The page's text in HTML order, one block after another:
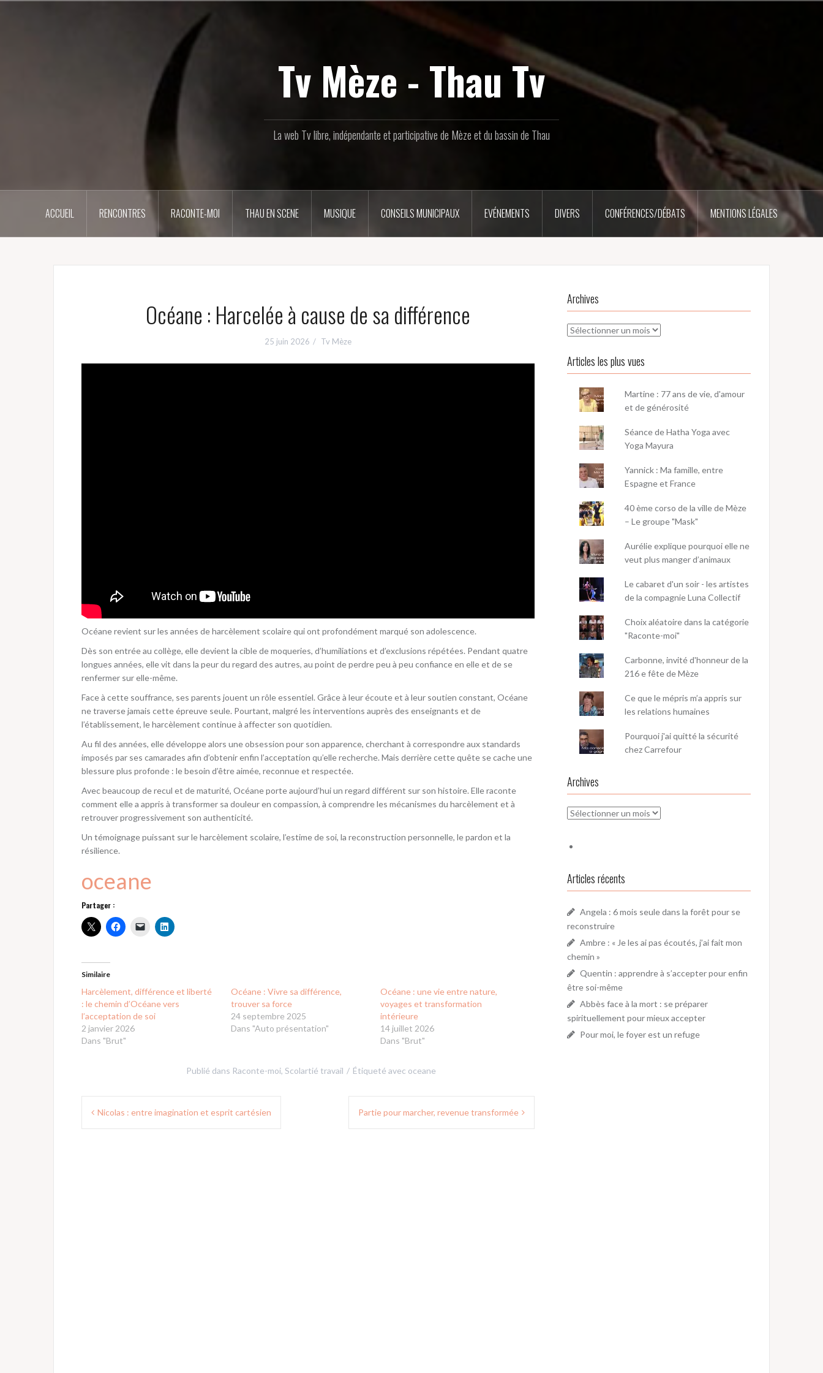
Tv Mèze - Thau Tv
La web Tv libre, indépendante et participative de Mèze et du bassin de Thau
ACCUEIL RENCONTRES RACONTE-MOI THAU EN SCENE MUSIQUE CONSEILS MUNICIPAUX EVÉNEMENTS DIVERS CONFÉRENCES/DÉBATS MENTIONS LÉGALES
Océane : Harcelée à cause de sa différence
25 juin 2026 Tv Mèze
Océane revient sur les années de harcèlement scolaire qui ont profondément marqué son adolescence.
Dès son entrée au collège, elle devient la cible de moqueries, d’humiliations et d’exclusions répétées. Pendant quatre
longues années, elle vit dans la peur du regard des autres, au point de perdre peu à peu confiance en elle et de se
renfermer sur elle-même.
Face à cette souffrance, ses parents jouent un rôle essentiel. Grâce à leur écoute et à leur soutien constant, Océane
ne traverse jamais cette épreuve seule. Pourtant, malgré les interventions auprès des enseignants et de
l’établissement, le harcèlement continue à affecter son quotidien.
Au fil des années, elle développe alors une obsession pour son apparence, cherchant à correspondre aux standards
imposés par ses camarades afin d’obtenir enfin l’acceptation qu’elle recherche. Mais derrière cette quête se cache une
blessure plus profonde : le besoin d’être aimée, reconnue et respectée.
Avec beaucoup de recul et de maturité, Océane porte aujourd’hui un regard différent sur son histoire. Elle raconte
comment elle a appris à transformer sa douleur en compassion, à comprendre les mécanismes du harcèlement et à
retrouver progressivement son authenticité.
Un témoignage puissant sur le harcèlement scolaire, l’estime de soi, la reconstruction personnelle, le pardon et la
résilience.
oceane
Partager :
Similaire
Harcèlement, différence et liberté
: le chemin d’Océane vers
l’acceptation de soi
2 janvier 2026
Dans "Brut"
Océane : Vivre sa différence,
trouver sa force
24 septembre 2025
Dans "Auto présentation"
Océane : une vie entre nature,
voyages et transformation
intérieure
14 juillet 2026
Dans "Brut"
Publié dans Raconte-moi, Scolartié travail Étiqueté avec oceane
Navigation
Nicolas : entre imagination et esprit cartésien Partie pour marcher, revenue transformée
Archives
Archives
Articles les plus vues
Martine : 77 ans de vie, d'amour
et de générosité
Séance de Hatha Yoga avec
Yoga Mayura
Yannick : Ma famille, entre
Espagne et France
40 ème corso de la ville de Mèze
– Le groupe "Mask"
Aurélie explique pourquoi elle ne
veut plus manger d’animaux
Le cabaret d'un soir - les artistes
de la compagnie Luna Collectif
Choix aléatoire dans la catégorie
"Raconte-moi"
Carbonne, invité d'honneur de la
216 e fête de Mèze
Ce que le mépris m’a appris sur
les relations humaines
Pourquoi j'ai quitté la sécurité
chez Carrefour
Archives
Archives
Articles récents
Angela : 6 mois seule dans la forêt pour se
reconstruire
Ambre : « Je les ai pas écoutés, j’ai fait mon
chemin »
Quentin : apprendre à s’accepter pour enfin
être soi-même
Abbès face à la mort : se préparer
spirituellement pour mieux accepter
Pour moi, le foyer est un refuge